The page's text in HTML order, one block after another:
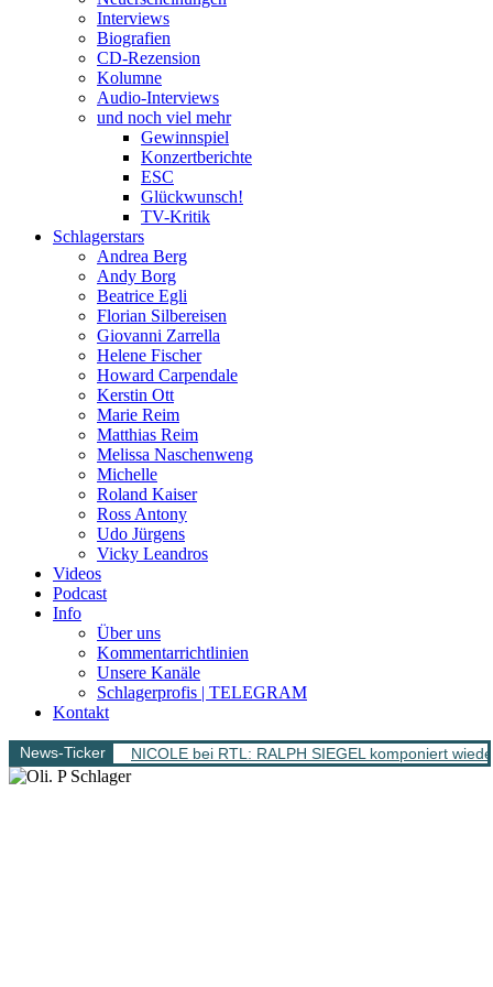
Interviews
Biografien
CD-Rezension
Kolumne
Audio-Interviews
und noch viel mehr
Gewinnspiel
Konzertberichte
ESC
Glückwunsch!
TV-Kritik
Schlagerstars
Andrea Berg
Andy Borg
Beatrice Egli
Florian Silbereisen
Giovanni Zarrella
Helene Fischer
Howard Carpendale
Kerstin Ott
Marie Reim
Matthias Reim
Melissa Naschenweng
Michelle
Roland Kaiser
Ross Antony
Udo Jürgens
Vicky Leandros
Videos
Podcast
Info
Über uns
Kommentarrichtlinien
Unsere Kanäle
Schlagerprofis | TELEGRAM
Kontakt
News-Ticker NICOLE bei RTL: RALPH SIEGEL komponiert